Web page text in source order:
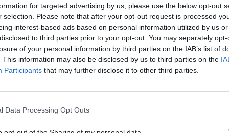
for targeted advertising by us, please use the below opt-out
selection. Please note that after your opt-out request is processed
interest-based ads based on personal information utilized by us
to third parties prior to your opt-out. You may separately
of your personal information by third parties on the IAB’s list of
This information may also be disclosed by us to third parties on the
Participants that may further disclose it to other third parties.
Data Processing Opt Outs
kuri yra visiškai uždara ir ją
prie jūros.